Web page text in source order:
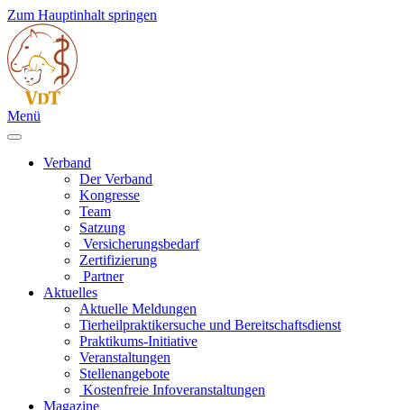
Zum Hauptinhalt springen
Menü
Verband
Der Verband
Kongresse
Team
Satzung
Versicherungsbedarf
Zertifizierung
Partner
Aktuelles
Aktuelle Meldungen
Tierheilpraktikersuche und Bereitschaftsdienst
Praktikums-Initiative
Veranstaltungen
Stellenangebote
Kostenfreie Infoveranstaltungen
Magazine